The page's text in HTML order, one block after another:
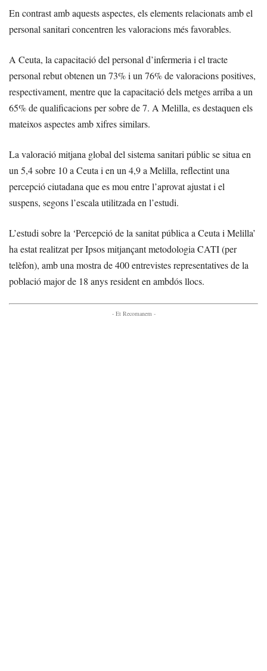
En contrast amb aquests aspectes, els elements relacionats amb el
personal sanitari concentren les valoracions més favorables.
A Ceuta, la capacitació del personal d’infermeria i el tracte
personal rebut obtenen un 73% i un 76% de valoracions positives,
respectivament, mentre que la capacitació dels metges arriba a un
65% de qualificacions per sobre de 7. A Melilla, es destaquen els
mateixos aspectes amb xifres similars.
La valoració mitjana global del sistema sanitari públic se situa en
un 5,4 sobre 10 a Ceuta i en un 4,9 a Melilla, reflectint una
percepció ciutadana que es mou entre l’aprovat ajustat i el
suspens, segons l’escala utilitzada en l’estudi.
L’estudi sobre la ‘Percepció de la sanitat pública a Ceuta i Melilla’
ha estat realitzat per Ipsos mitjançant metodologia CATI (per
telèfon), amb una mostra de 400 entrevistes representatives de la
població major de 18 anys resident en ambdós llocs.
- Et Recomanem -